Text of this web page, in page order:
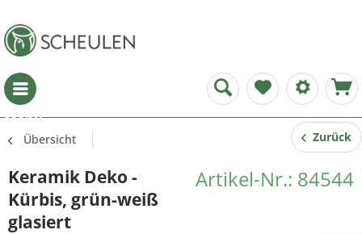
Menü
Übersicht Zurück
Artikel-Nr.: 84544
Keramik Deko -
Kürbis, grün-weiß
glasiert